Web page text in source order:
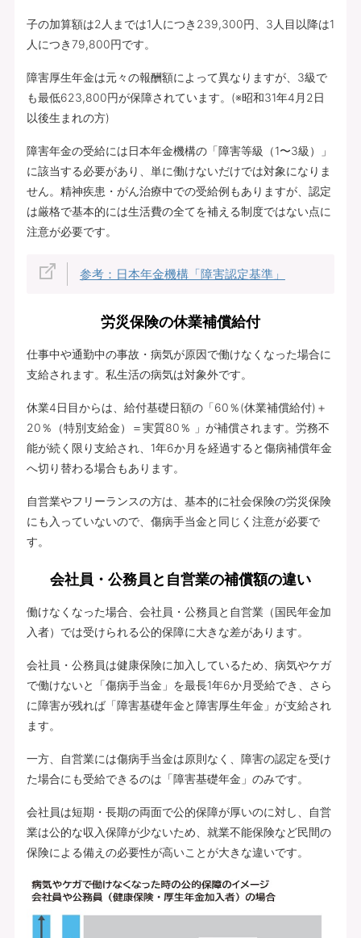
子の加算額は2人までは1人につき239,300円、3人目以降は1
人につき79,800円です。
障害厚生年金は元々の報酬額によって異なりますが、3級で
も最低623,800円が保障されています。(※昭和31年4月2日
以後生まれの方)
障害年金の受給には日本年金機構の「障害等級（1〜3級）」
に該当する必要があり、単に働けないだけでは対象になりま
せん。精神疾患・がん治療中での受給例もありますが、認定
は厳格で基本的には生活費の全てを補える制度ではない点に
注意が必要です。
参考：日本年金機構「障害認定基準」
労災保険の休業補償給付
仕事中や通勤中の事故・病気が原因で働けなくなった場合に
支給されます。私生活の病気は対象外です。
休業4日目からは、給付基礎日額の「60％(休業補償給付)＋
20％（特別支給金）＝実質80％ 」が補償されます。労務不
能が続く限り支給され、1年6か月を経過すると傷病補償年金
へ切り替わる場合もあります。
自営業やフリーランスの方は、基本的に社会保険の労災保険
にも入っていないので、傷病手当金と同じく注意が必要で
す。
会社員・公務員と自営業の補償額の違い
働けなくなった場合、会社員・公務員と自営業（国民年金加
入者）では受けられる公的保障に大きな差があります。
会社員・公務員は健康保険に加入しているため、病気やケガ
で働けないと「傷病手当金」を最長1年6か月受給でき、さら
に障害が残れば「障害基礎年金と障害厚生年金」が支給され
ます。
一方、自営業には傷病手当金は原則なく、障害の認定を受け
た場合にも受給できるのは「障害基礎年金」のみです。
会社員は短期・長期の両面で公的保障が厚いのに対し、自営
業は公的な収入保障が少ないため、就業不能保険など民間の
保険による備えの必要性が高いことが大きな違いです。